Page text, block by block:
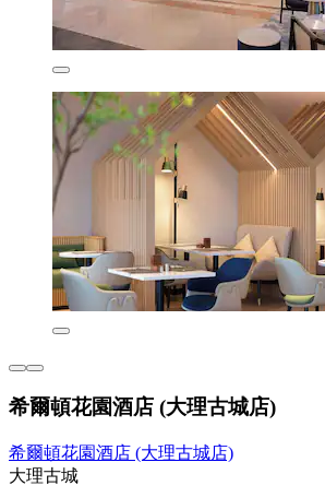
希爾頓花園酒店 (大理古城店)
希爾頓花園酒店 (大理古城店)
大理古城